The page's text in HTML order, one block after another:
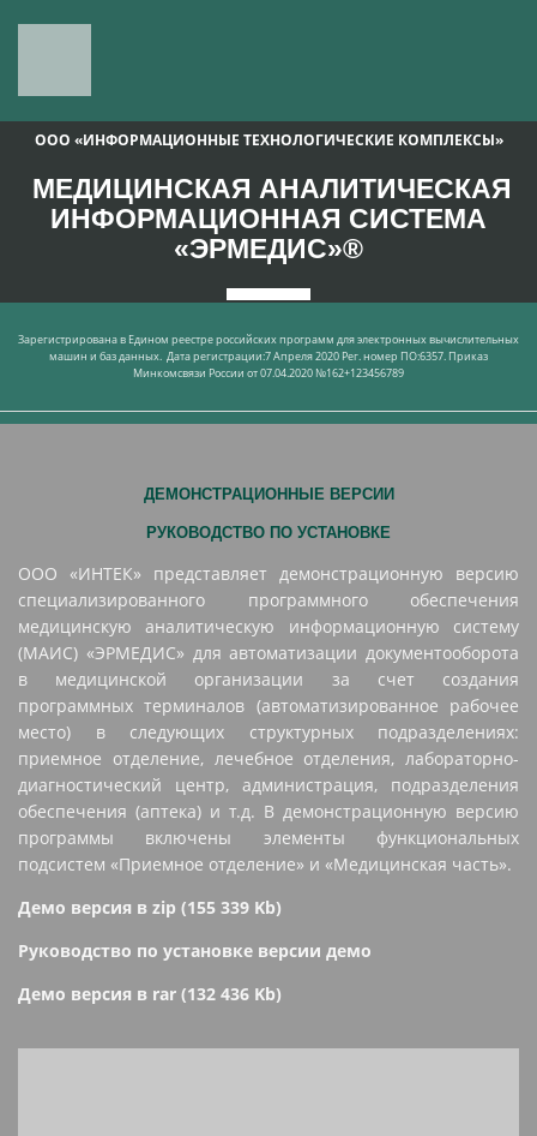
ООО «ИНФОРМАЦИОННЫЕ ТЕХНОЛОГИЧЕСКИЕ КОМПЛЕКСЫ»
МЕДИЦИНСКАЯ АНАЛИТИЧЕСКАЯ
ИНФОРМАЦИОННАЯ СИСТЕМА
«ЭРМЕДИС»®
Зарегистрирована в Едином реестре российских программ для электронных вычислительных
машин и баз данных. Дата регистрации:7 Апреля 2020 Рег. номер ПО:6357. Приказ
Минкомсвязи России от 07.04.2020 №162+123456789
ДЕМОНСТРАЦИОННЫЕ ВЕРСИИ
РУКОВОДСТВО ПО УСТАНОВКЕ
ООО «ИНТЕК» представляет демонстрационную версию
специализированного программного обеспечения
медицинскую аналитическую информационную систему
(МАИС) «ЭРМЕДИС» для автоматизации документооборота
в медицинской организации за счет создания
программных терминалов (автоматизированное рабочее
место) в следующих структурных подразделениях:
приемное отделение, лечебное отделения, лабораторно-
диагностический центр, администрация, подразделения
обеспечения (аптека) и т.д. В демонстрационную версию
программы включены элементы функциональных
подсистем «Приемное отделение» и «Медицинская часть».
Демо версия в zip (155 339 Kb)
Руководство по установке версии демо
Демо версия в rar (132 436 Kb)